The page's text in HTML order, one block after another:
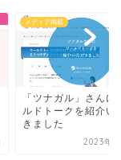
メディア掲載
「英語学習のこころ
んにワールドトーク
介いただきました！
2024年5